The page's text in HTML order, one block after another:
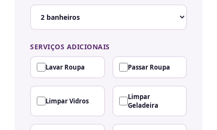
SERVIÇOS ADICIONAIS
Lavar Roupa Passar Roupa
Limpar Vidros
Limpar
Geladeira